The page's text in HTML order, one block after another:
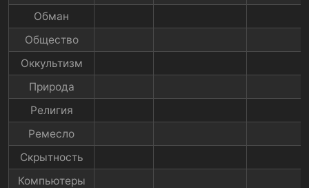
Обман​
Общество​
Оккультизм​
Природа​
Религия​
Ремесло​
Скрытность​
Компьютеры​